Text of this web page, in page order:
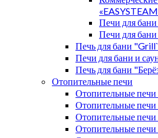
Печи для
Печи для
Печь для бани
Печи для бани и
Печь для бани
Отопительные печи
Отопительные
Отопительные
Отопительные
Отопительные